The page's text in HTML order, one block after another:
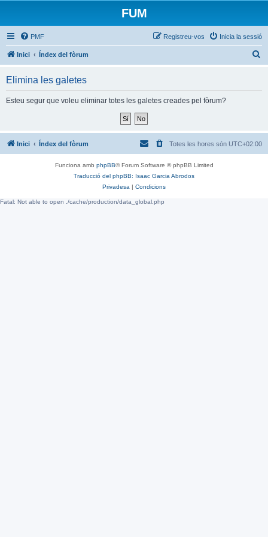
FUM
PMF Inicia la sessió
Registreu-vos
Inici Índex del fòrum
Elimina les galetes
Esteu segur que voleu eliminar totes les galetes creades pel fòrum?
Inici Índex del fòrum Totes les hores són UTC+02:00
Funciona amb phpBB® Forum Software © phpBB Limited
Traducció del phpBB: Isaac Garcia Abrodos
Privadesa | Condicions
Fatal: Not able to open ./cache/production/data_global.php